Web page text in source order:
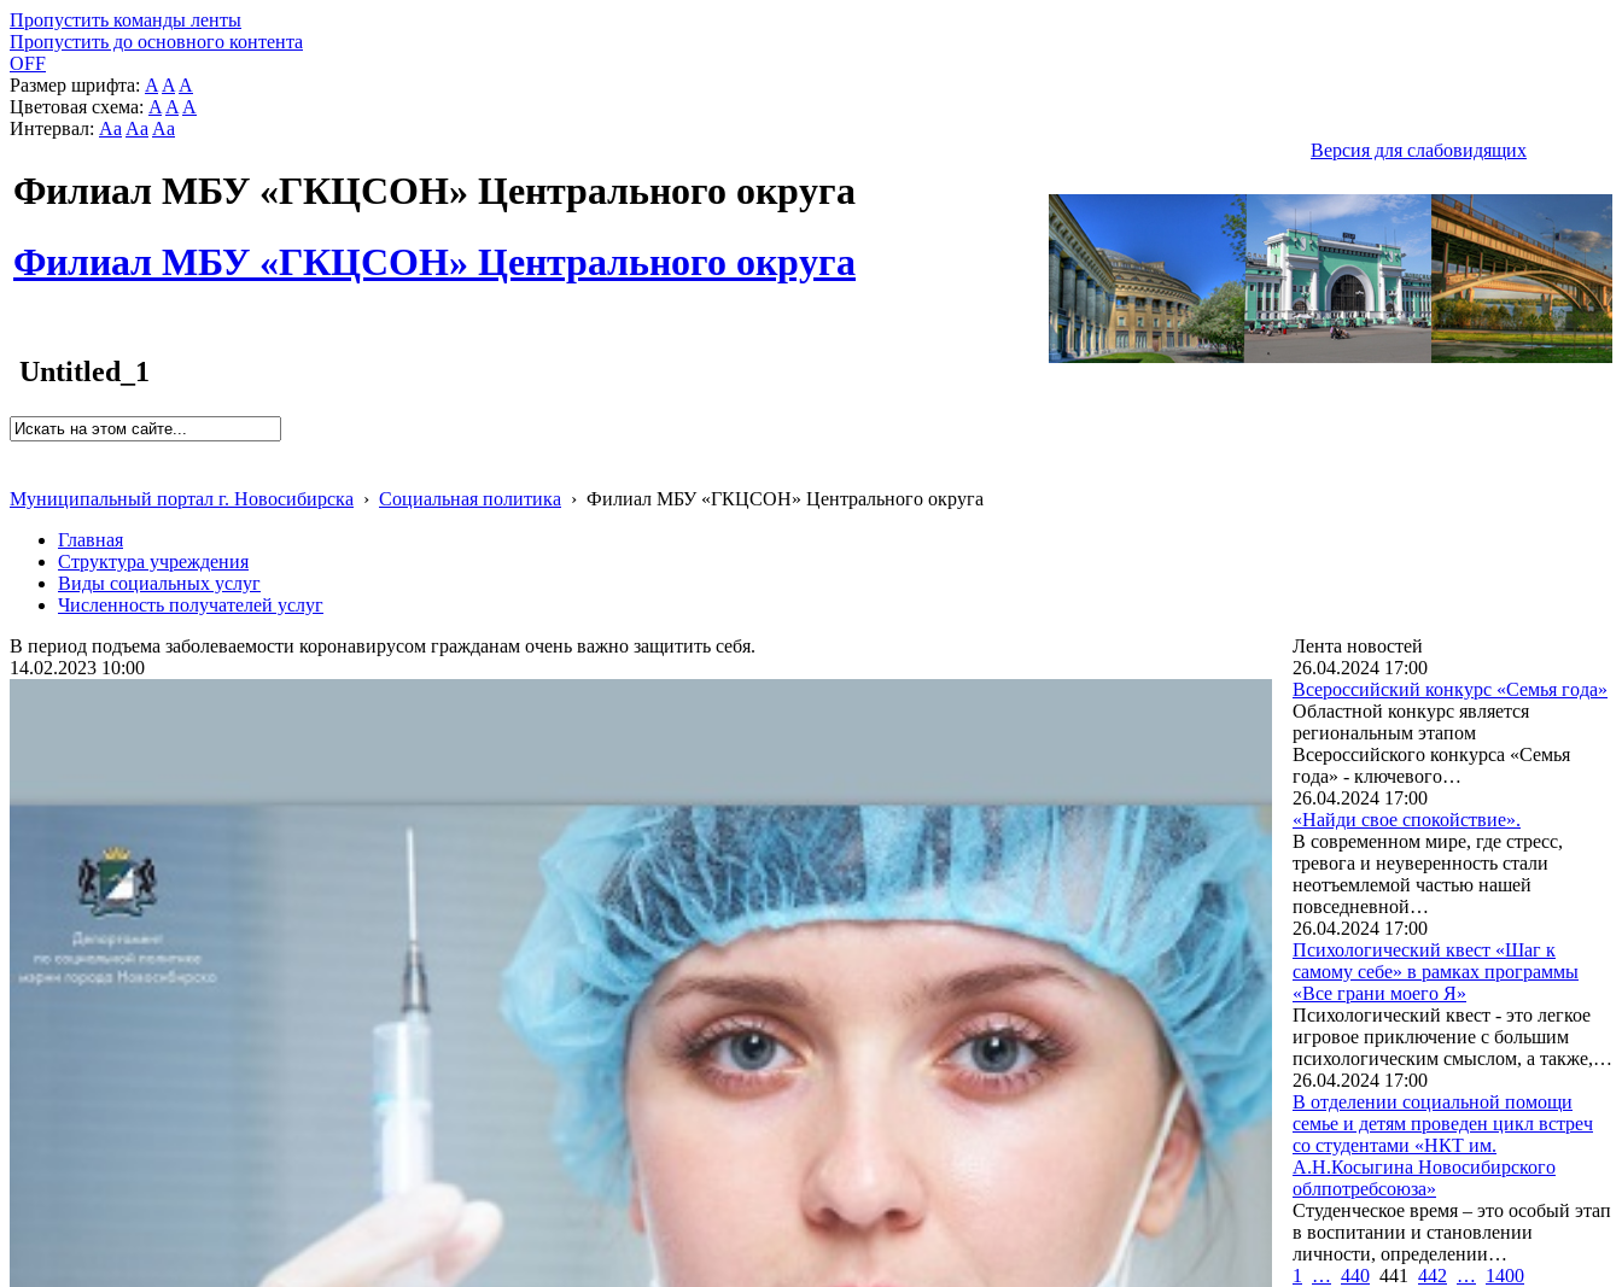
Пропустить команды ленты
Пропустить до основного контента
OFF
Размер шрифта: A A A
Цветовая схема: A A A
Интервал: Aa Aa Aa
Версия для слабовидящих
Филиал МБУ «ГКЦСОН» Центрального округа
Филиал МБУ «ГКЦСОН» Центрального округа
Untitled_1
Муниципальный портал г. Новосибирска › Социальная политика › Филиал МБУ «ГКЦСОН» Центрального округа
Главная
Структура учреждения
Виды социальных услуг
Численность получателей услуг
В период подъема заболеваемости коронавирусом гражданам очень важно защитить себя.
14.02.2023 10:00
Лента новостей
26.04.2024 17:00
Всероссийский конкурс «Семья года»
Областной конкурс является
региональным этапом
Всероссийского конкурса «Семья
года» - ключевого…
26.04.2024 17:00
«Найди свое спокойствие».
В современном мире, где стресс,
тревога и неуверенность стали
неотъемлемой частью нашей
повседневной…
26.04.2024 17:00
Психологический квест «Шаг к
самому себе» в рамках программы
«Все грани моего Я»
Психологический квест - это легкое
игровое приключение с большим
психологическим смыслом, а также,…
26.04.2024 17:00
В отделении социальной помощи
семье и детям проведен цикл встреч
со студентами «НКТ им.
А.Н.Косыгина Новосибирского
облпотребсоюза»
Студенческое время – это особый этап
в воспитании и становлении
личности, определении…
1
… 440 441 442 … 1400